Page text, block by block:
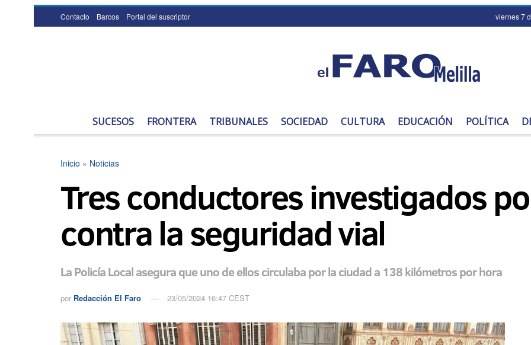
Contacto Barcos Portal del suscriptor viernes 7
SUCESOS FRONTERA TRIBUNALES SOCIEDAD CULTURA EDUCACIÓN POLÍTICA
Inicio » Noticias
Tres conductores investigados
contra la seguridad vial
La Policía Local asegura que uno de ellos circulaba por la ciudad a 138 kilómetros por hora
por Redacción El Faro 23/05/2024 16:47 CEST